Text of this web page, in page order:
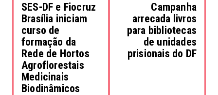
SES-DF e Fiocruz
Brasília iniciam
curso de
formação da
Rede de Hortos
Agroflorestais
Medicinais
Biodinâmicos
Campanha
arrecada livros
para bibliotecas
de unidades
prisionais do DF